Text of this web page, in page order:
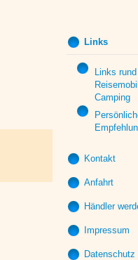
Links
Links
Camping
Kontakt
Produkt(en)
Anfahrt
Händler
Impressum
Datenschutz